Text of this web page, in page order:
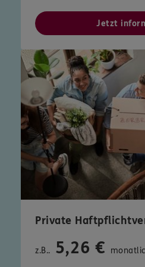
Jetzt
Private
z.B.. 5,26 €